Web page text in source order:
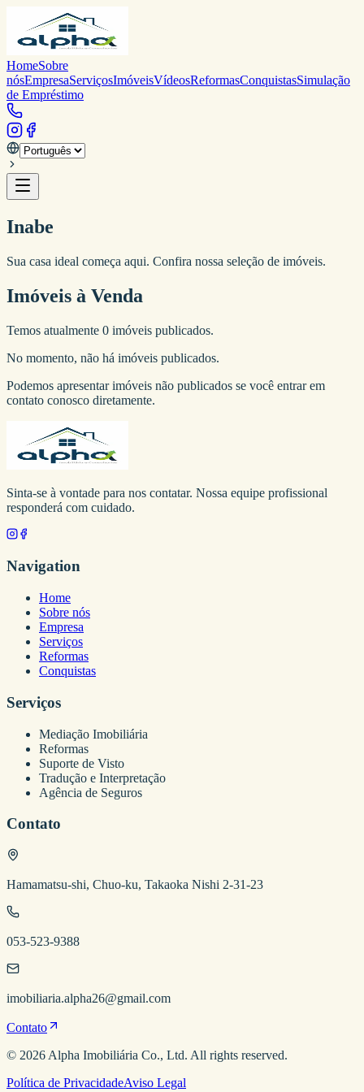
HomeSobre
nósEmpresaServiçosImóveisVídeosReformasConquistasSimulação
de Empréstimo
Inabe
Sua casa ideal começa aqui. Confira nossa seleção de imóveis.
Imóveis à Venda
Temos atualmente 0 imóveis publicados.
No momento, não há imóveis publicados.
Podemos apresentar imóveis não publicados se você entrar em
contato conosco diretamente.
Sinta-se à vontade para nos contatar. Nossa equipe profissional
responderá com cuidado.
Navigation
Home
Sobre nós
Empresa
Serviços
Reformas
Conquistas
Serviços
Mediação Imobiliária
Reformas
Suporte de Visto
Tradução e Interpretação
Agência de Seguros
Contato
Hamamatsu-shi, Chuo-ku, Takaoka Nishi 2-31-23
053-523-9388
imobiliaria.alpha26@gmail.com
Contato
© 2026 Alpha Imobiliária Co., Ltd. All rights reserved.
Política de PrivacidadeAviso Legal